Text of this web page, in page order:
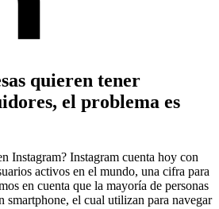
quieren tener
el problema es
Instagram? Instagram cuenta hoy con
activos en el mundo, una cifra para
en cuenta que la mayoría de personas
smartphone, el cual utilizan para navegar